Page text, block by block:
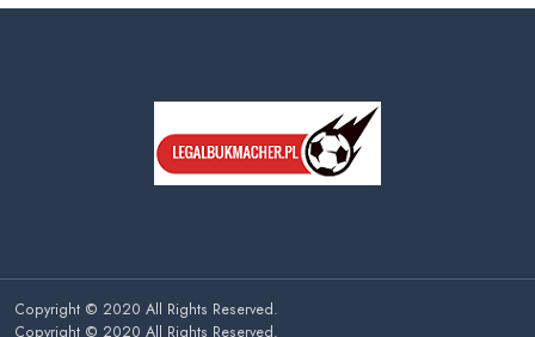
Copyright © 2020 All Rights Reserved.
Copyright © 2020 All Rights Reserved.